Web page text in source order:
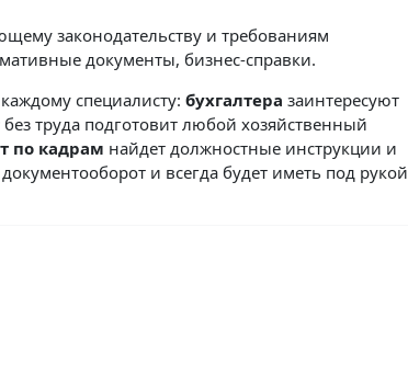
законодательству и требованиям
документы, бизнес-справки.
специалисту:бухгалтера заинтересуют
без труда подготовит любой хозяйственный
по кадрам найдет должностные инструкции и
и всегда будет иметь под рукой